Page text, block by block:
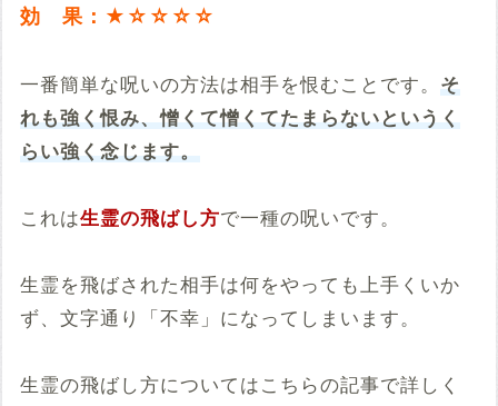
効 果：★☆☆☆☆
一番簡単な呪いの方法は相手を恨むことです。 そ
れも強く恨み、憎くて憎くてたまらないというく
らい強く念じます。
これは生霊の飛ばし方で一種の呪いです。
生霊を飛ばされた相手は何をやっても上手くいか
ず、文字通り「不幸」になってしまいます。
生霊の飛ばし方についてはこちらの記事で詳しく